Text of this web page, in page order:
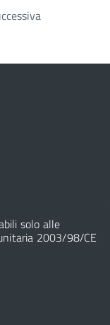
solo alle
2003/98/CE